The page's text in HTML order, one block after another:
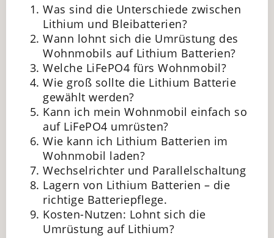
Was sind die Unterschiede zwischen
Lithium und Bleibatterien?
Wann lohnt sich die Umrüstung des
Wohnmobils auf Lithium Batterien?
Welche LiFePO4 fürs Wohnmobil?
Wie groß sollte die Lithium Batterie
gewählt werden?
Kann ich mein Wohnmobil einfach so
auf LiFePO4 umrüsten?
Wie kann ich Lithium Batterien im
Wohnmobil laden?
Wechselrichter und Parallelschaltung
Lagern von Lithium Batterien – die
richtige Batteriepflege.
Kosten-Nutzen: Lohnt sich die
Umrüstung auf Lithium?